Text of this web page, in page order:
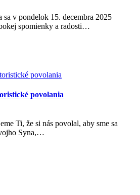
sa v pondelok 15. decembra 2025
spomienky a radosti…
povolania
Ti, že si nás povolal, aby sme sa
Syna,…